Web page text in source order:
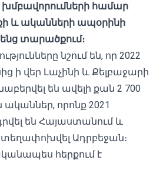
համար
և ականների ապօրինի
տարածքում։
նշում են, որ 2022
ի վեր Լաչինի և Քելբաջարի
են ավելի քան 2 700
որոնք 2021
են Հայաստանում և
տեղափոխվել Ադրբեջան։
հերքում է